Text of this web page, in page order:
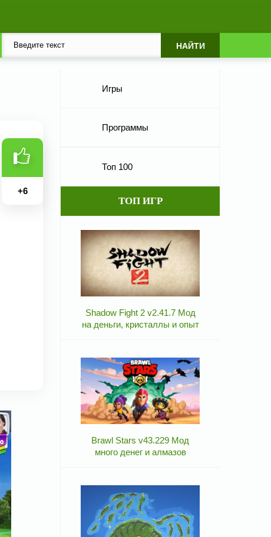
+6
Игры
Программы
Топ 100
ТОП ИГР
Shadow Fight 2 v2.41.7 Мод
на деньги, кристаллы и опыт
Brawl Stars v43.229 Мод
много денег и алмазов